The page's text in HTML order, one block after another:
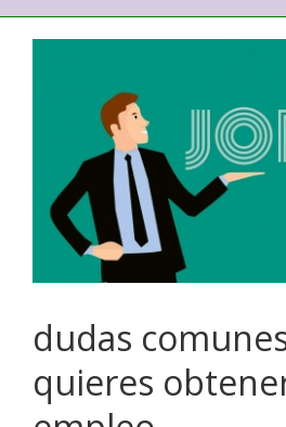
dudas
quieres